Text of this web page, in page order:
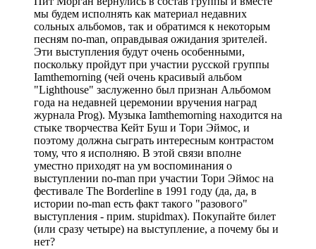
мы будем исполнять как материал недавних
сольных альбомов, так и обратимся к некоторым
песням no-man, оправдывая ожидания зрителей.
Эти выступления будут очень особенными,
поскольку пройдут при участии русской группы
Iamthemorning (чей очень красивый альбом
"Lighthouse" заслуженно был признан Альбомом
года на недавней церемонии вручения наград
журнала Prog). Музыка Iamthemorning находится на
стыке творчества Кейт Буш и Тори Эймос, и
поэтому должна сыграть интересным контрастом
тому, что я исполняю. В этой связи вполне
уместно приходят на ум воспоминания о
выступлении no-man при участии Тори Эймос на
фестивале The Borderline в 1991 году (да, да, в
истории no-man есть факт такого "разового"
выступления - прим. stupidmax). Покупайте билет
(или сразу четыре) на выступление, а почему бы и
нет?